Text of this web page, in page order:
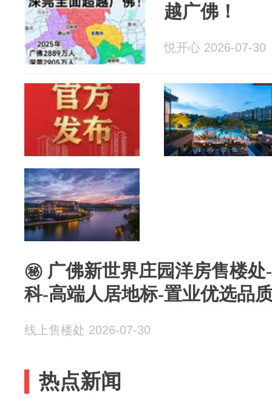
越广佛！
悦开心 2026-07-30
㊙ 广佛新世界庄园洋房售楼
科-高端人居地标-置业优选品
线上售楼处 2026-07-30
热点新闻